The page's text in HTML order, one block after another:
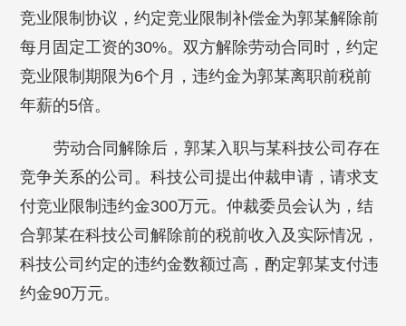
竞业限制协议，约定竞业限制补偿金为郭某解除前
每月固定工资的30%。双方解除劳动合同时，约定
竞业限制期限为6个月，违约金为郭某离职前税前
年薪的5倍。
劳动合同解除后，郭某入职与某科技公司存在
竞争关系的公司。科技公司提出仲裁申请，请求支
付竞业限制违约金300万元。仲裁委员会认为，结
合郭某在科技公司解除前的税前收入及实际情况，
科技公司约定的违约金数额过高，酌定郭某支付违
约金90万元。